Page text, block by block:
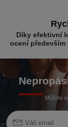
Díky efektivní
ocení především
Můžete